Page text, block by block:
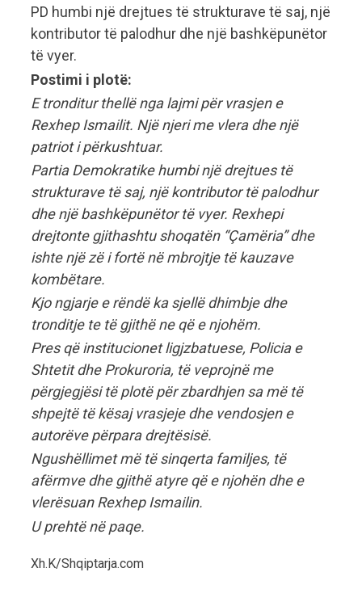
PD humbi një drejtues të strukturave të saj, një
kontributor të palodhur dhe një bashkëpunëtor
të vyer.
Postimi i plotë:
E tronditur thellë nga lajmi për vrasjen e
Rexhep Ismailit. Një njeri me vlera dhe një
patriot i përkushtuar.
Partia Demokratike humbi një drejtues të
strukturave të saj, një kontributor të palodhur
dhe një bashkëpunëtor të vyer. Rexhepi
drejtonte gjithashtu shoqatën “Çamëria” dhe
ishte një zë i fortë në mbrojtje të kauzave
kombëtare.
Kjo ngjarje e rëndë ka sjellë dhimbje dhe
tronditje te të gjithë ne që e njohëm.
Pres që institucionet ligjzbatuese, Policia e
Shtetit dhe Prokuroria, të veprojnë me
përgjegjësi të plotë për zbardhjen sa më të
shpejtë të kësaj vrasjeje dhe vendosjen e
autorëve përpara drejtësisë.
Ngushëllimet më të sinqerta familjes, të
afërmve dhe gjithë atyre që e njohën dhe e
vlerësuan Rexhep Ismailin.
U prehtë në paqe.
Xh.K/Shqiptarja.com